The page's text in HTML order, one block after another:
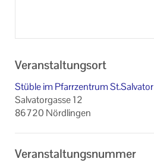
Veranstaltungsort
Stüble im Pfarrzentrum St.Salvator
Salvatorgasse 12
86720 Nördlingen
Veranstaltungsnummer